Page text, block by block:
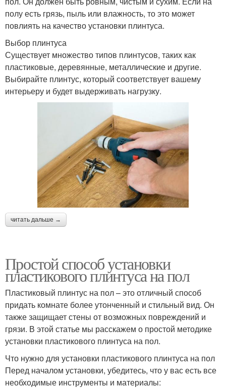
полу есть грязь, пыль или влажность, то это может
повлиять на качество установки плинтуса.
Выбор плинтуса
Существует множество типов плинтусов, таких как
пластиковые, деревянные, металлические и другие.
Выбирайте плинтус, который соответствует вашему
интерьеру и будет выдерживать нагрузку.
читать дальше →
Простой способ установки
пластикового плинтуса на пол
Пластиковый плинтус на пол – это отличный способ
придать комнате более утонченный и стильный вид. Он
также защищает стены от возможных повреждений и
грязи. В этой статье мы расскажем о простой методике
установки пластикового плинтуса на пол.
Что нужно для установки пластикового плинтуса на пол
Перед началом установки, убедитесь, что у вас есть все
необходимые инструменты и материалы: